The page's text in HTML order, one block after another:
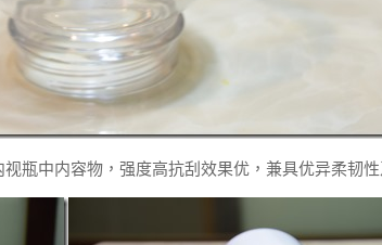
瓶中内容物，强度高抗刮效果优，兼具优异柔韧性